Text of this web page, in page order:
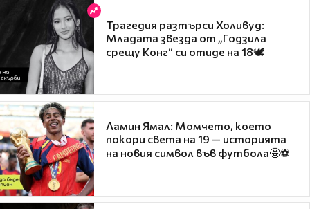
Трагедия разтърси Холивуд:
Младата звезда от „Годзила
срещу Конг“ си отиде на 18🕊️
Ламин Ямал: Момчето, което
покори света на 19 — историята
на новия символ във футбола🤩⚽